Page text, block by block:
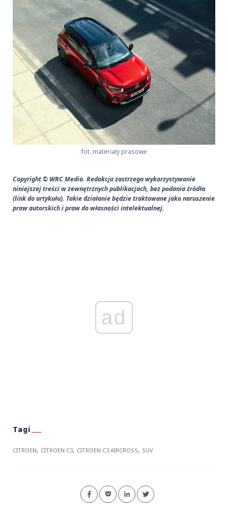
fot. materiały prasowe
Copyright © WRC Media. Redakcja zastrzega wykorzystywanie
niniejszej treści w zewnętrznych publikacjach, bez podania źródła
(link do artykułu). Takie działanie będzie traktowane jako naruszenie
praw autorskich i praw do własności intelektualnej.
ad
CITROEN, CITROEN C3, CITROEN C3 AIRCROSS, SUV